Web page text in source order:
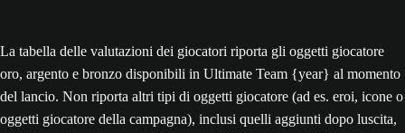
La tabella delle valutazioni dei giocatori riporta gli oggetti giocatore
oro, argento e bronzo disponibili in Ultimate Team {year} al momento
del lancio. Non riporta altri tipi di oggetti giocatore (ad es. eroi, icone o
oggetti giocatore della campagna), inclusi quelli aggiunti dopo luscita,